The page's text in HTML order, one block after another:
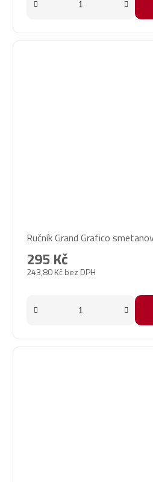
Ručník Grand Grafico
243,80 Kč bez DPH
295 Kč